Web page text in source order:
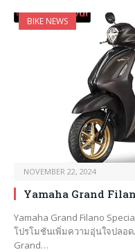
BIKE NEWS
NOVEMBER 22, 2024
Yamaha Grand
Yamaha Grand Filano
โปรโมชันเพิ่มความอุ่นใจปลอ
Grand…